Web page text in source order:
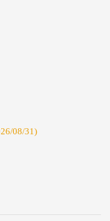
08/31)